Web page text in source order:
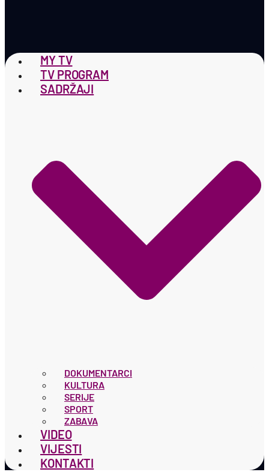
MY TV
TV PROGRAM
SADRŽAJI
DOKUMENTARCI
KULTURA
SERIJE
SPORT
ZABAVA
VIDEO
VIJESTI
KONTAKTI